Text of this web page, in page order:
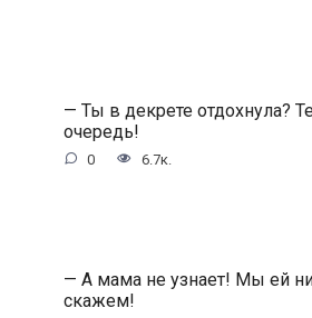
— Ты в декрете отдохнула?
очередь!
0 6.7к.
— А мама не узнает! Мы ей
скажем!